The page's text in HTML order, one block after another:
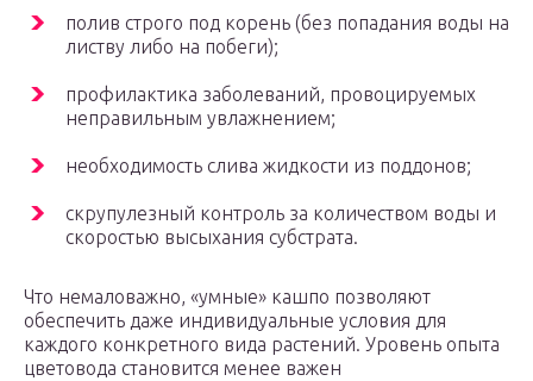
полив строго под корень (без попадания воды на
листву либо на побеги);
профилактика заболеваний, провоцируемых
неправильным увлажнением;
необходимость слива жидкости из поддонов;
скрупулезный контроль за количеством воды и
скоростью высыхания субстрата.
Что немаловажно, «умные» кашпо позволяют
обеспечить даже индивидуальные условия для
каждого конкретного вида растений. Уровень опыта
цветовода становится менее важен